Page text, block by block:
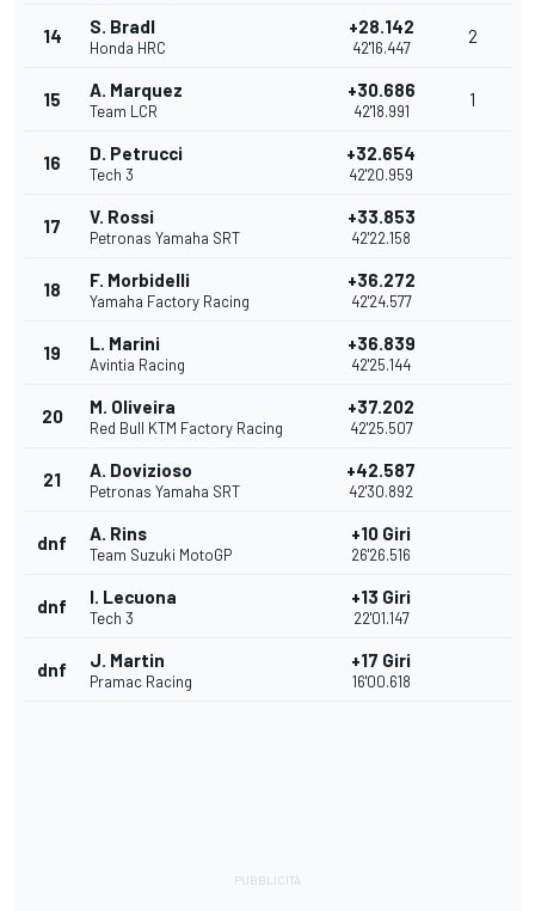
14 S. Bradl
Honda HRC
+28.142
42'16.447
2
15 A. Marquez
Team LCR
+30.686
42'18.991
1
16 D. Petrucci
Tech 3
+32.654
42'20.959
17 V. Rossi
Petronas Yamaha SRT
+33.853
42'22.158
18 F. Morbidelli
Yamaha Factory Racing
+36.272
42'24.577
19 L. Marini
Avintia Racing
+36.839
42'25.144
20 M. Oliveira
Red Bull KTM Factory Racing
+37.202
42'25.507
21 A. Dovizioso
Petronas Yamaha SRT
+42.587
42'30.892
dnf A. Rins
Team Suzuki MotoGP
+10 Giri
26'26.516
dnf I. Lecuona
Tech 3
+13 Giri
22'01.147
dnf J. Martin
Pramac Racing
+17 Giri
16'00.618